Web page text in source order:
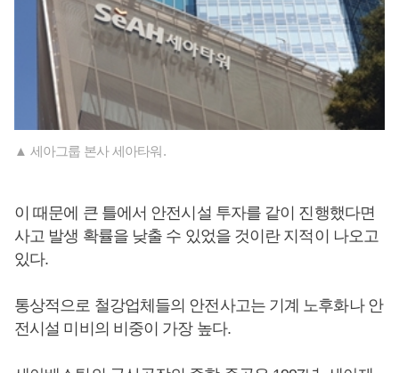
▲ 세아그룹 본사 세아타워.
이 때문에 큰 틀에서 안전시설 투자를 같이 진행했다면
사고 발생 확률을 낮출 수 있었을 것이란 지적이 나오고
있다.
통상적으로 철강업체들의 안전사고는 기계 노후화나 안
전시설 미비의 비중이 가장 높다.